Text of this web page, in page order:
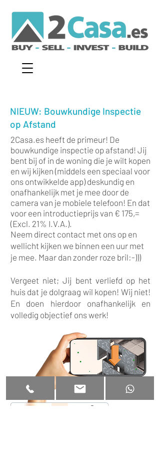
NIEUW: Bouwkundige Inspectie
op Afstand
2Casa.es heeft de primeur! De
bouwkundige inspectie op afstand! Jij
bent bij of in de woning die je wilt kopen
en wij kijken (middels een speciaal voor
ons ontwikkelde app) deskundig en
onafhankelijk met je mee door de
camera van je mobiele telefoon! En dat
voor een introductieprijs van € 175,=
(Excl. 21% I.V.A.).
Neem direct contact met ons op en
wellicht kijken we binnen een uur met
je mee. Maar dan zonder roze bril:-)))
Vergeet niet; Jij bent verliefd op het
huis dat je dolgraag wil kopen! Wij niet!
En doen hierdoor onafhankelijk en
volledig objectief ons werk!